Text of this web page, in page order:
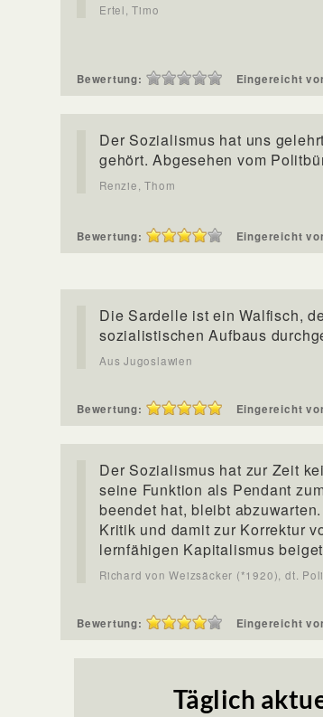
Ertel, Timo
Bewertung: Eingereicht
Der Sozialismus hat uns
gehört. Abgesehen vom
Renzie, Thom
Bewertung: Eingereicht
Die Sardelle ist ein Walfisch,
sozialistischen Aufbaus
Aus Jugoslawien
Bewertung: Eingereicht
Der Sozialismus hat zur Zeit
seine Funktion als Pendant
beendet hat, bleibt
Kritik und damit zur Korrektur
lernfähigen Kapitalismus
Richard von Weizsäcker (*1920), dt.
Bewertung: Eingereicht